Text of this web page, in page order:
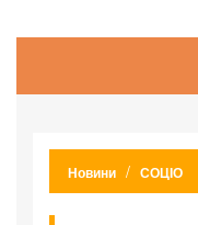
Новини СОЦІО